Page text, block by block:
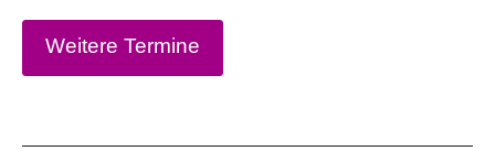
Weitere Termine